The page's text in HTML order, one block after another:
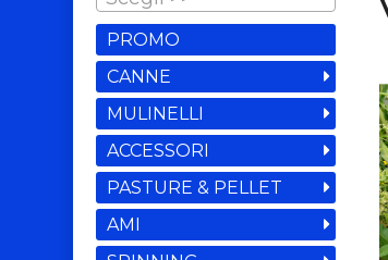
PROMO
CANNE
MULINELLI
ACCESSORI
PASTURE & PELLET
AMI